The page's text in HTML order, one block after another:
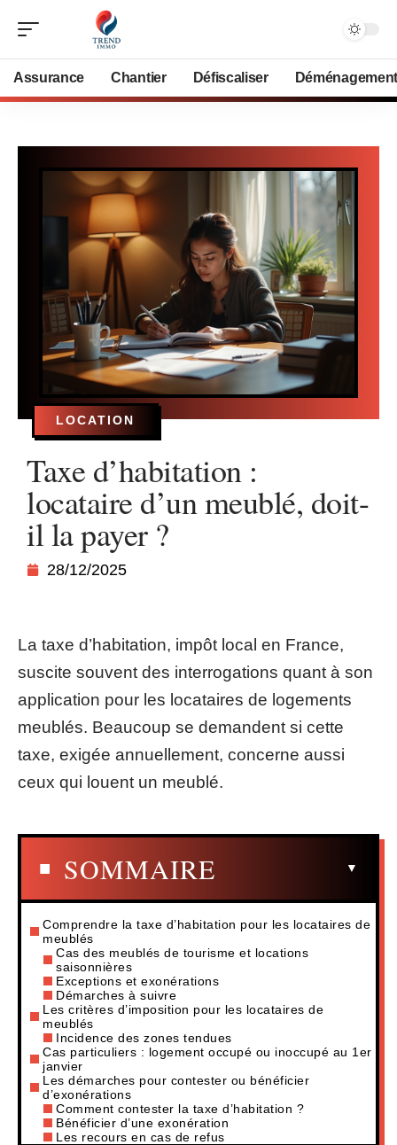
Assurance Chantier Défiscaliser Déménagement
LOCATION
Taxe d’habitation :
locataire d’un meublé, doit-
il la payer ?
28/12/2025
La taxe d’habitation, impôt local en France,
suscite souvent des interrogations quant à son
application pour les locataires de logements
meublés. Beaucoup se demandent si cette
taxe, exigée annuellement, concerne aussi
ceux qui louent un meublé.
SOMMAIRE
Comprendre la taxe d’habitation pour les locataires de
meublés
Cas des meublés de tourisme et locations
saisonnières
Exceptions et exonérations
Démarches à suivre
Les critères d’imposition pour les locataires de
meublés
Incidence des zones tendues
Cas particuliers : logement occupé ou inoccupé au 1er
janvier
Les démarches pour contester ou bénéficier
d’exonérations
Comment contester la taxe d’habitation ?
Bénéficier d’une exonération
Les recours en cas de refus